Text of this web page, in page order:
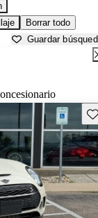
Borrar todo
Guardar